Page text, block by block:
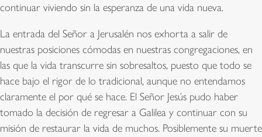
continuar viviendo sin la esperanza de una vida nueva.
La entrada del Señor a Jerusalén nos exhorta a salir de
nuestras posiciones cómodas en nuestras congregaciones, en
las que la vida transcurre sin sobresaltos, puesto que todo se
hace bajo el rigor de lo tradicional, aunque no entendamos
claramente el por qué se hace. El Señor Jesús pudo haber
tomado la decisión de regresar a Galilea y continuar con su
misión de restaurar la vida de muchos. Posiblemente su muerte